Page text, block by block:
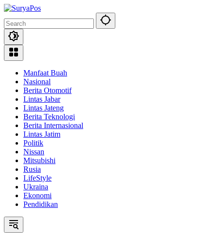
Skip
content
Manfaat Buah
Nasional
Berita Otomotif
Lintas Jabar
Lintas Jateng
Berita Teknologi
Berita Internasional
Lintas Jatim
Politik
Nissan
Mitsubishi
Rusia
LifeStyle
Ukraina
Ekonomi
Pendidikan